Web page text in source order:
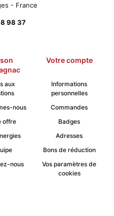
- France
98 37
Votre compte
aux
nous
offre
nous
Informations
personnelles
Commandes
Badges
Adresses
Bons de réduction
Vos paramètres de
cookies